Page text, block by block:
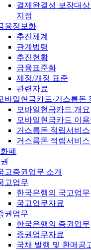
결제완결성 보장대
지정
융정보화
추진체계
관계법령
추진현황
금융표준화
제정/개정 표준
관련자료
바일현금카드·거스름돈
모바일현금카드 개요
모바일현금카드 이
거스름돈 적립서비스
거스름돈 적립서비스
폐
고증권업무 소개
고업무
한국은행의 국고업무
국고업무자료
권업무
한국은행의 증권업무
증권업무자료
국채 발행 및 환매공